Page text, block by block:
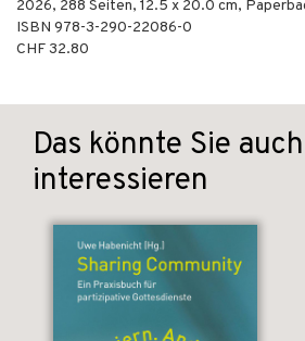
2026, 288 Seiten, 12.5 x 20.0 cm,
ISBN 978-3-290-22086-0
CHF 32.80
Das könnte Sie auch
interessieren